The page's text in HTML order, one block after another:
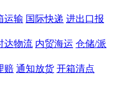
运输 国际快递 进出口报
达物流 内贸海运 仓储/派
赔 通知放货 开箱清点